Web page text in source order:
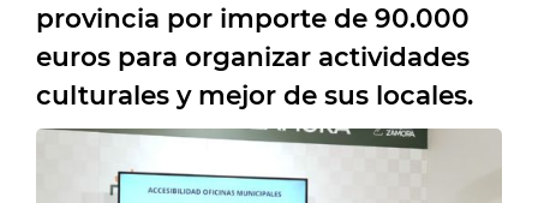
provincia por importe de 90.000
euros para organizar actividades
culturales y mejor de sus locales.